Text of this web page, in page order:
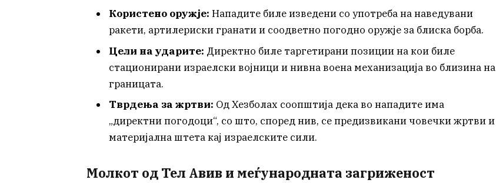
Користено оружје: Нападите биле изведени со употреба на наведувани
ракети, артилериски гранати и соодветно погодно оружје за блиска борба.
Цели на ударите: Директно биле таргетирани позиции на кои биле
стационирани израелски војници и нивна воена механизација во близина на
границата.
Тврдења за жртви: Од Хезболах соопштија дека во нападите има
„директни погодоци“, со што, според нив, се предизвикани човечки жртви и
материјална штета кај израелските сили.
Молкот од Тел Авив и меѓународната загриженост